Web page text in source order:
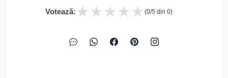
Votează: ★
★
★
★
★ (0/5 din 0)